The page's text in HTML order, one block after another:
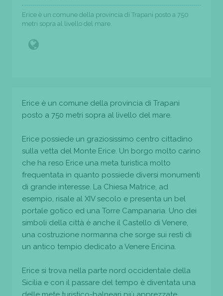
Erice è un comune della provincia di Trapani posto a 750
metri sopra al livello del mare.
Erice è un comune della provincia di Trapani
posto a 750 metri sopra al livello del mare.
Erice possiede un graziosissimo centro cittadino
sulla vetta del Monte Erice. Un borgo molto carino
che ha reso Erice una meta turistica molto
frequentata in quanto possiede diversi monumenti
di grande interesse. La Chiesa Matrice, ad
esempio, risale al XIV secolo e presenta un bel
portale gotico ed una Torre Campanaria. Uno dei
simboli della città è anche il Castello di Venere,
una costruzione normanna che sorge sui resti di
un antico tempio dedicato a Venere Ericina.
Erice si trova nella parte nord occidentale della
Sicilia e con il passare del tempo è diventata una